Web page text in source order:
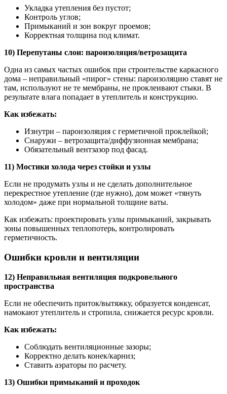
Укладка утепления без пустот;
Контроль углов;
Примыканий и зон вокруг проемов;
Корректная толщина под климат.
10) Перепутаны слои: пароизоляция/ветрозащита
Одна из самых частых ошибок при строительстве каркасного
дома – неправильный «пирог» стены: пароизоляцию ставят не
там, используют не те мембраны, не проклеивают стыки. В
результате влага попадает в утеплитель и конструкцию.
Как избежать:
Изнутри – пароизоляция с герметичной проклейкой;
Снаружи – ветрозащита/диффузионная мембрана;
Обязательный вентзазор под фасад.
11) Мостики холода через стойки и узлы
Если не продумать узлы и не сделать дополнительное
перекрестное утепление (где нужно), дом может «тянуть
холодом» даже при нормальной толщине ваты.
Как избежать: проектировать узлы примыканий, закрывать
зоны повышенных теплопотерь, контролировать
герметичность.
Ошибки кровли и вентиляции
12) Неправильная вентиляция подкровельного
пространства
Если не обеспечить приток/вытяжку, образуется конденсат,
намокают утеплитель и стропила, снижается ресурс кровли.
Как избежать:
Соблюдать вентиляционные зазоры;
Корректно делать конек/карниз;
Ставить аэраторы по расчету.
13) Ошибки примыканий и проходок